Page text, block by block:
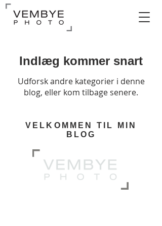
Indlæg kommer snart
Udforsk andre kategorier i denne
blog, eller kom tilbage senere.
VELKOMMEN TIL MIN
BLOG